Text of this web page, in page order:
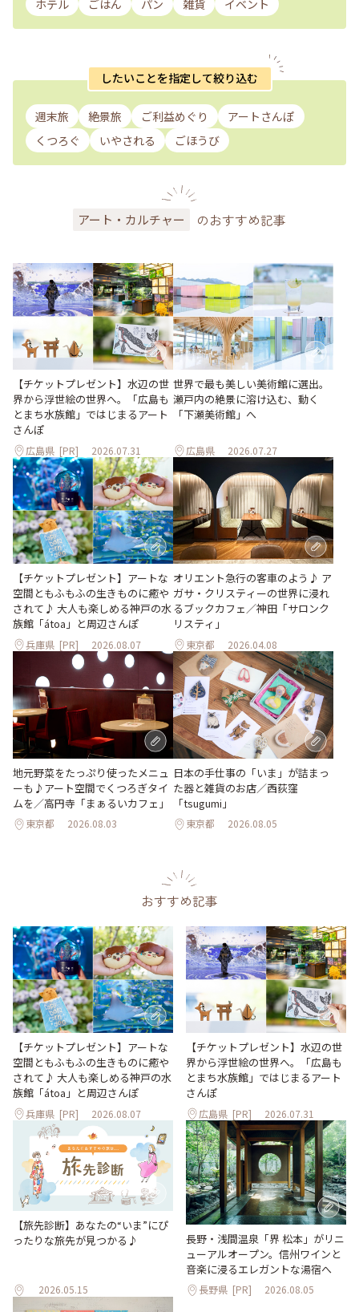
ホテル ごはん パン 雑貨 イベント
したいことを指定して絞り込む
週末旅 絶景旅 ご利益めぐり
アートさんぽ
くつろぐ
いやされる ごほうび
アート・カルチャー のおすすめ記事
【チケットプレゼント】水辺の世
界から浮世絵の世界へ。「広島も
とまち水族館」ではじまるアート
さんぽ
広島県 [PR] 2026.07.31
世界で最も美しい美術館に選出。
瀬戸内の絶景に溶け込む、動く
「下瀬美術館」へ
広島県 2026.07.27
【チケットプレゼント】アートな
空間ともふもふの生きものに癒や
されて♪ 大人も楽しめる神戸の水
族館「átoa」と周辺さんぽ
兵庫県 [PR] 2026.08.07
オリエント急行の客車のよう♪ ア
ガサ・クリスティーの世界に浸れ
るブックカフェ／神田「サロンク
リスティ」
東京都 2026.04.08
地元野菜をたっぷり使ったメニュ
ーも♪アート空間でくつろぎタイ
ムを／高円寺「まぁるいカフェ」
東京都 2026.08.03
日本の手仕事の「いま」が詰まっ
た器と雑貨のお店／西荻窪
「tsugumi」
東京都 2026.08.05
おすすめ記事
【チケットプレゼント】アートな
空間ともふもふの生きものに癒や
されて♪ 大人も楽しめる神戸の水
族館「átoa」と周辺さんぽ
兵庫県 [PR] 2026.08.07
【チケットプレゼント】水辺の世
界から浮世絵の世界へ。「広島も
とまち水族館」ではじまるアート
さんぽ
広島県 [PR] 2026.07.31
【旅先診断】あなたの“いま”にぴ
ったりな旅先が見つかる♪
2026.05.15
長野・浅間温泉「界 松本」がリニ
ューアルオープン。信州ワインと
音楽に浸るエレガントな湯宿へ
長野県 [PR] 2026.08.05